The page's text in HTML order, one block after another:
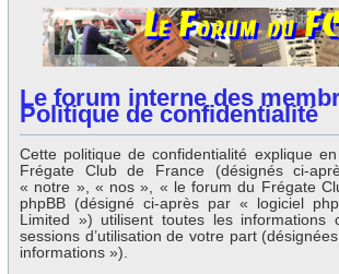
Le forum interne des
Politique de confidentialité
Cette politique de confidentialité explique
Frégate Club de France (désignés ci-
« notre », « nos », « le forum du Frégate
phpBB (désigné ci-après par « logiciel
Limited ») utilisent toutes les informations
sessions d’utilisation de votre part
informations »).